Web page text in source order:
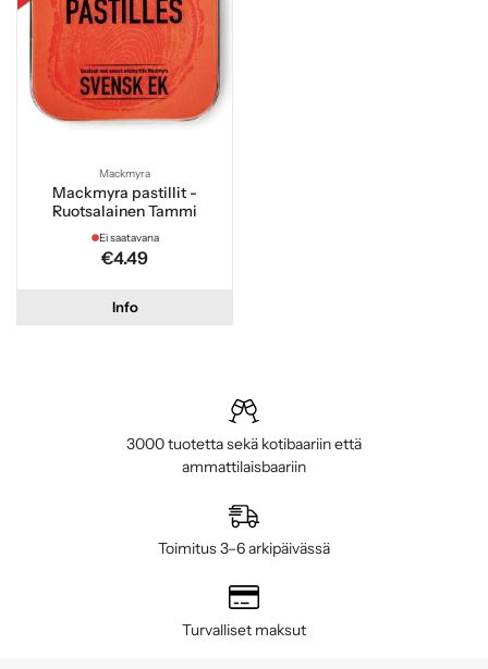
Mackmyra
Mackmyra pastillit -
Ruotsalainen Tammi
Ei saatavana
€4.49
Info
3000 tuotetta sekä kotibaariin että
ammattilaisbaariin
Toimitus 3–6 arkipäivässä
Turvalliset maksut